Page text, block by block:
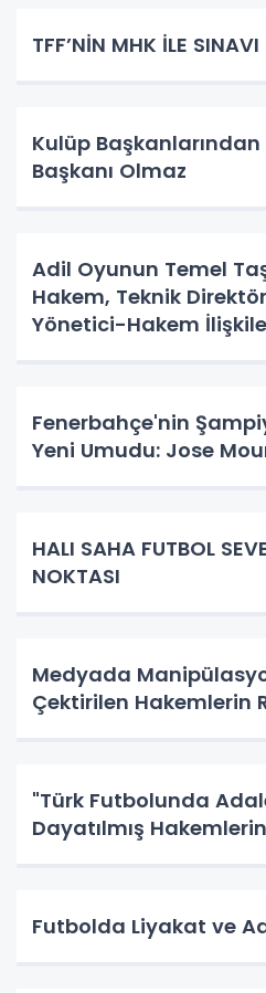
TFF’NİN MHK İLE SINAVI
Kulüp
Başkanı Olmaz
Adil Oyunun Temel
Hakem, Teknik
Yönetici-Hakem
Fenerbahçe'nin
Yeni Umudu: Jose
HALI SAHA FUTBOL
NOKTASI
Medyada
Çektirilen Hakemlerin
"Türk Futbolunda
Dayatılmış
Futbolda Liyakat ve